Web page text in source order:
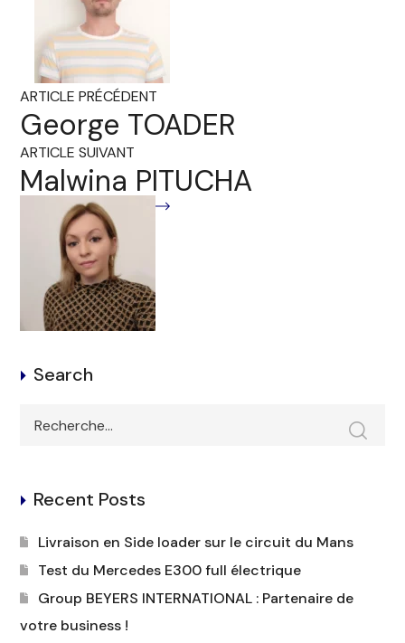
ARTICLE PRÉCÉDENT
George TOADER
ARTICLE SUIVANT
Malwina PITUCHA
Search
Recent Posts
Livraison en Side loader sur le circuit du Mans
Test du Mercedes E300 full électrique
Group BEYERS INTERNATIONAL : Partenaire de
votre business !